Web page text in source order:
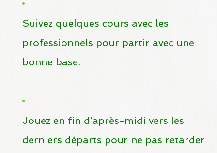
Suivez quelques cours avec les
professionnels pour partir avec une
bonne base.
Jouez en fin d’après-midi vers les
derniers départs pour ne pas retarder